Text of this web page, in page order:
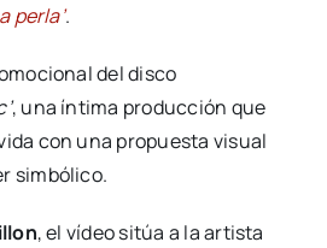
perla’.
del disco
, una íntima producción que
con una propuesta visual
simbólico.
, el vídeo sitúa a la artista